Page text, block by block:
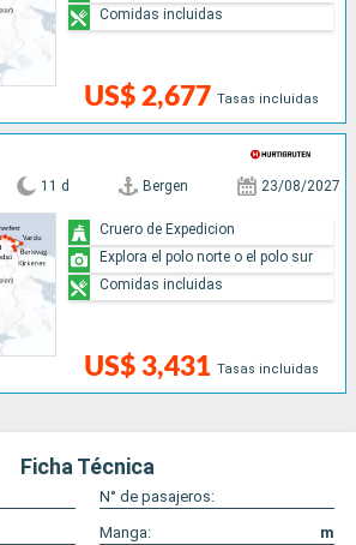
US$ 2,677 Tasas incluidas
Comidas incluidas
11 d Bergen 23/08/2027
US$ 3,431 Tasas incluidas
Cruero de Expedicion
Explora el polo norte o el polo sur
Comidas incluidas
Ficha Técnica
N° de pasajeros:
Manga:
m